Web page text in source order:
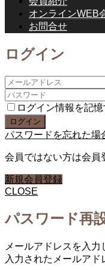
オンラインWEB
お問合せ
ログイン
ログイン情報を記憶
パスワードを忘れた場
会員ではない方は会員
新規会員登録
CLOSE
パスワード再
メールアドレスを入力
入力されたメールアド